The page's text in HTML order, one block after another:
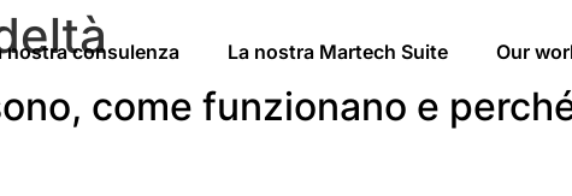
nostra consulenza La nostra Martech Suite Our
come funzionano e